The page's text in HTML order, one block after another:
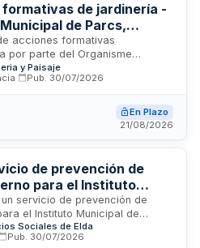
de jardinería -
de Parcs,
Urbana
acciones formativas
por parte del Organisme
Jardins i Biodiversitat Urbana. El
procedimiento abierto
incluye las actividades
técnico, con duración y
y Paisaje
Pub. 30/07/2026
En Plazo
21/08/2026
de prevención de
para el Instituto
Sociales de Elda
servicio de prevención de
el Instituto Municipal de
servicio incluye las disciplinas
industrial, ergonomía,
Sociales de Elda
Pub. 30/07/2026